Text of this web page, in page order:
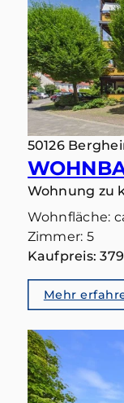
50126
Wohnung zu
Wohnfläche:
Zimmer: 5
Kaufpreis:
Mehr